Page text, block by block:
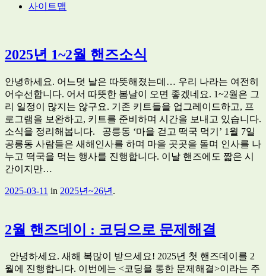
사이트맵
2025년 1~2월 핸즈소식
안녕하세요. 어느덧 날은 따뜻해졌는데… 우리 나라는 여전히
어수선합니다. 어서 따뜻한 봄날이 오면 좋겠네요. 1~2월은 그
리 일정이 많지는 않구요. 기존 키트들을 업그레이드하고, 프
로그램을 보완하고, 키트를 준비하며 시간을 보내고 있습니다.
소식을 정리해봅니다. 공릉동 ‘마을 걷고 떡국 먹기’ 1월 7일
공릉동 사람들은 새해인사를 하며 마을 곳곳을 돌며 인사를 나
누고 떡국을 먹는 행사를 진행합니다. 이날 핸즈에도 짧은 시
간이지만…
2025-03-11 in 2025년~26년 .
2월 핸즈데이 : 코딩으로 문제해결
안녕하세요. 새해 복많이 받으세요! 2025년 첫 핸즈데이를 2
월에 진행합니다. 이번에는 <코딩을 통한 문제해결>이라는 주